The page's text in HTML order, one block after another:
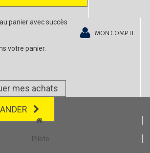
panier avec succès
votre panier.
mes achats
MON COMPTE
Pilote